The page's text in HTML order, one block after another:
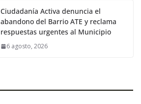
Ciudadanía Activa denuncia el
abandono del Barrio ATE y reclama
respuestas urgentes al Municipio
6 agosto, 2026